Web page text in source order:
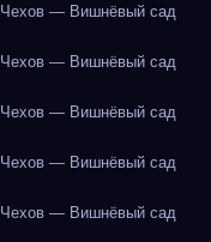
— Вишнёвый сад
— Вишнёвый сад
— Вишнёвый сад
— Вишнёвый сад
— Вишнёвый сад